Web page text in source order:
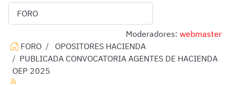
Moderadores: webmaster
FORO
OPOSITORES HACIENDA
PUBLICADA CONVOCATORIA AGENTES DE HACIENDA
OEP 2025